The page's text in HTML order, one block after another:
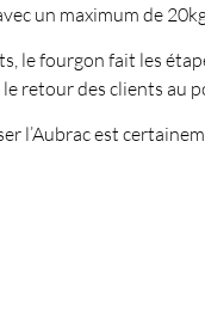
un maximum de
le fourgon fait les
retour des clients au
l’Aubrac est